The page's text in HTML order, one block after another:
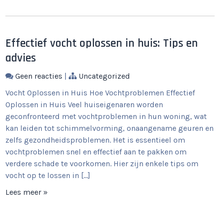
Effectief vocht oplossen in huis: Tips en
advies
Geen reacties |
Uncategorized
Vocht Oplossen in Huis Hoe Vochtproblemen Effectief
Oplossen in Huis Veel huiseigenaren worden
geconfronteerd met vochtproblemen in hun woning, wat
kan leiden tot schimmelvorming, onaangename geuren en
zelfs gezondheidsproblemen. Het is essentieel om
vochtproblemen snel en effectief aan te pakken om
verdere schade te voorkomen. Hier zijn enkele tips om
vocht op te lossen in […]
Lees meer »